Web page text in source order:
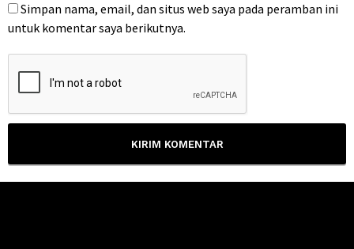
Simpan nama, email, dan situs web saya pada peramban ini
untuk komentar saya berikutnya.